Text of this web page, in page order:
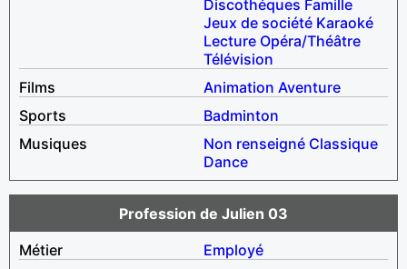
Discothéques Famille
Jeux de société Karaoké
Lecture Opéra/Théâtre
Télévision
Films
Animation Aventure
Sports
Badminton
Musiques
Non renseigné Classique
Dance
Profession de Julien 03
Métier
Employé